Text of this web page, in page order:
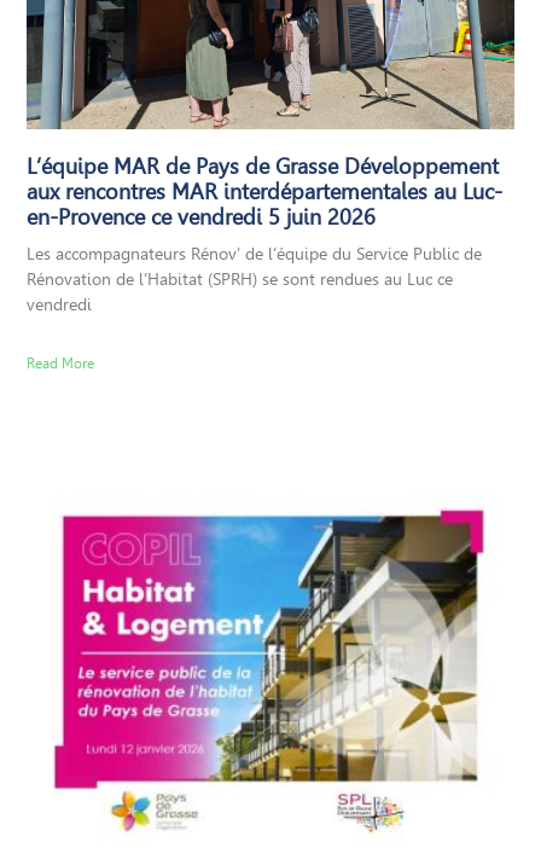
L’équipe MAR de Pays de Grasse Développement
aux rencontres MAR interdépartementales au Luc-
en-Provence ce vendredi 5 juin 2026
Les accompagnateurs Rénov’ de l’équipe du Service Public de
Rénovation de l’Habitat (SPRH) se sont rendues au Luc ce
vendredi
Read More